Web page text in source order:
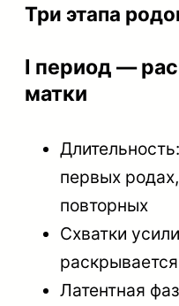
Три этапа
I период —
матки
первых
повторных
Схватки
Латентная